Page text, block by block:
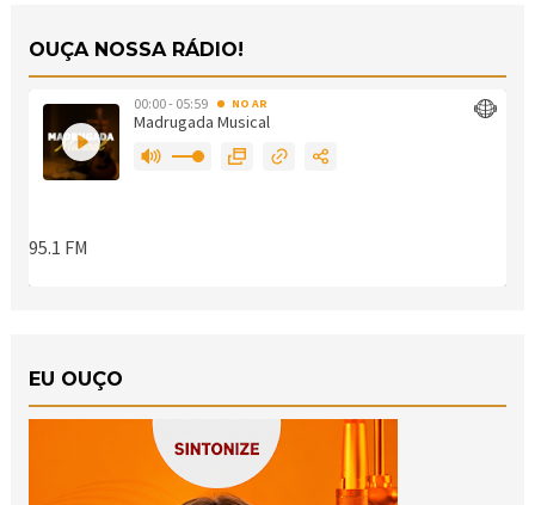
OUÇA NOSSA RÁDIO!
EU OUÇO